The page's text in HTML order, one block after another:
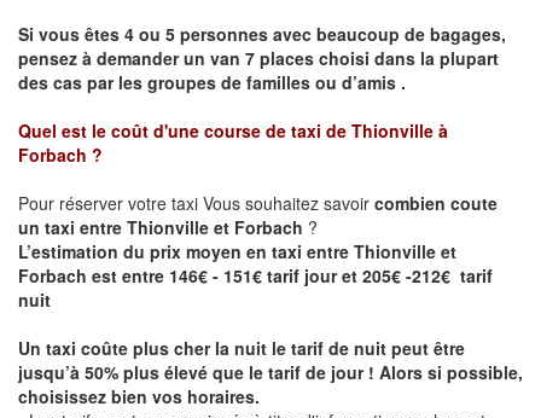
Si vous êtes 4 ou 5 personnes avec beaucoup de bagages,
pensez à demander un van 7 places choisi dans la plupart
des cas par les groupes de familles ou d’amis .
Quel est le coût d'une course de taxi de Thionville à
Forbach ?
Pour réserver votre taxi Vous souhaitez savoir combien coute
un taxi entre Thionville et Forbach ?
L’estimation du prix moyen en taxi entre Thionville et
Forbach est entre 146€ - 151€ tarif jour et 205€ -212€ tarif
nuit
Un taxi coûte plus cher la nuit le tarif de nuit peut être
jusqu’à 50% plus élevé que le tarif de jour ! Alors si possible,
choisissez bien vos horaires.